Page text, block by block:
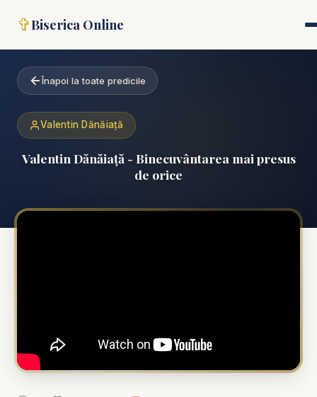
✞Biserica Online
Înapoi la toate predicile
Valentin Dănăiață
Valentin Dănăiață - Binecuvântarea mai presus
de orice